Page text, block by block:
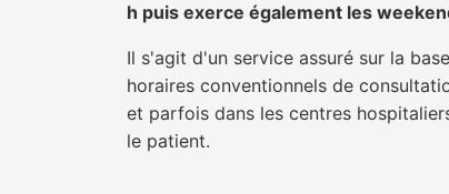
h puis exerce également les
Il s'agit d'un service assuré sur la
horaires conventionnels de
et parfois dans les centres
le patient.